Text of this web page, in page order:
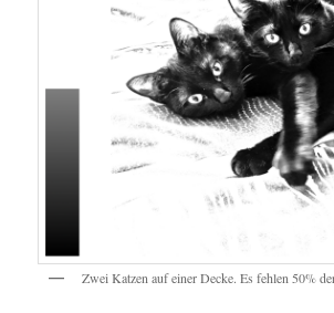
Zwei Katzen auf einer Decke. Es fehlen 50%